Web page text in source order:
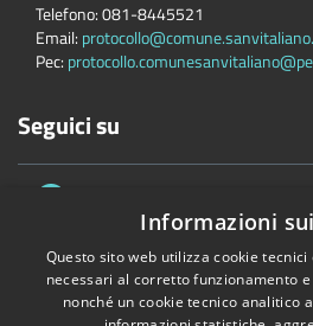
Telefono:081-8445521
Email:
Pec:
Seguici su
Accessibilità Privacy
Informazioni
Questo sito web utilizza cookie
necessari al corretto funzionamento
nonché un cookie tecnico analitico